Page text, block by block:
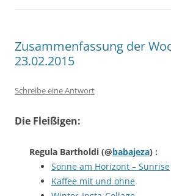
Zusammenfassung der
23.02.2015
Schreibe eine Antwort
Die Fleißigen:
Regula Bartholdi (@babajeza) :
Sonne am Horizont – Sunrise
Kaffee mit und ohne